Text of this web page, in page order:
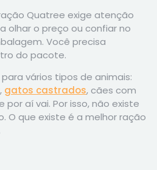
Quatree exige atenção
olhar o preço ou confiar no
Você precisa
do pacote.
vários tipos de animais:
gatos castrados, cães com
aí vai. Por isso, não existe
O que existe é a melhor ração